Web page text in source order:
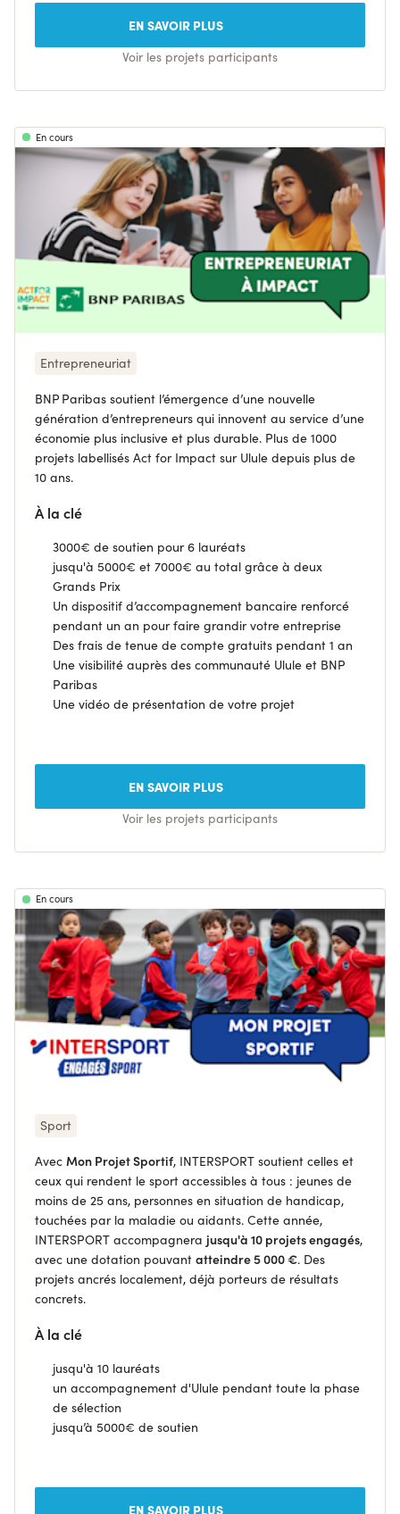
EN SAVOIR PLUS
Voir les projets participants
En cours
Entrepreneuriat
BNP Paribas soutient l’émergence d’une nouvelle
génération d’entrepreneurs qui innovent au service d’une
économie plus inclusive et plus durable. Plus de 1000
projets labellisés Act for Impact sur Ulule depuis plus de
10 ans.
À la clé
3000€ de soutien pour 6 lauréats
jusqu'à 5000€ et 7000€ au total grâce à deux
Grands Prix
Un dispositif d’accompagnement bancaire renforcé
pendant un an pour faire grandir votre entreprise
Des frais de tenue de compte gratuits pendant 1 an
Une visibilité auprès des communauté Ulule et BNP
Paribas
Une vidéo de présentation de votre projet
EN SAVOIR PLUS
Voir les projets participants
En cours
Sport
Avec Mon Projet Sportif, INTERSPORT soutient celles et
ceux qui rendent le sport accessibles à tous : jeunes de
moins de 25 ans, personnes en situation de handicap,
touchées par la maladie ou aidants. Cette année,
INTERSPORT accompagnera jusqu'à 10 projets engagés,
avec une dotation pouvant atteindre 5 000 €. Des
projets ancrés localement, déjà porteurs de résultats
concrets.
À la clé
jusqu'à 10 lauréats
un accompagnement d'Ulule pendant toute la phase
de sélection
jusqu’à 5000€ de soutien
EN SAVOIR PLUS